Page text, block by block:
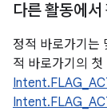
다른 활동에서
정적 바로가기는
적 바로가기의